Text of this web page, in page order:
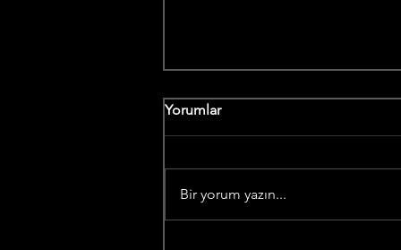
Yorumlar
Bir yorum yazın...